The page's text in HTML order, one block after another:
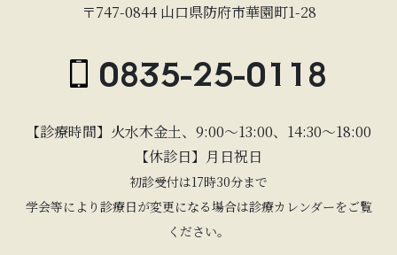
〒747-0844 山口県防府市華園町1-28
0835-25-0118
【診療時間】火水木金土、9:00〜13:00、14:30〜18:00
【休診日】月日祝日
初診受付は17時30分まで
学会等により診療日が変更になる場合は診療カレンダーをご覧
ください。